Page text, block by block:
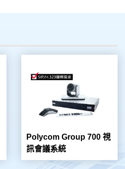
Polycom Group 700 視
訊會議系統